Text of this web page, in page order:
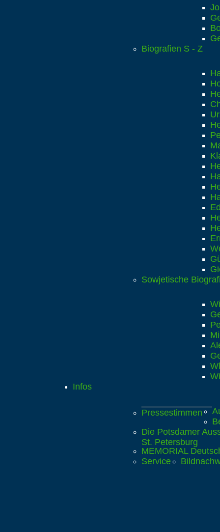
Biografien S - Z
Sowjetische
Infos
Pressestimmen
Die Potsdamer
St. Petersburg
MEMORIAL
Service